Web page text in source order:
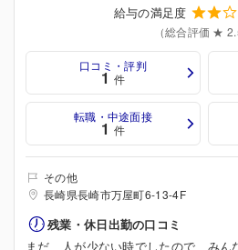
給与の満足度
（総合評価 ★
口コミ・評判
1 件
転職・中途面接
1 件
その他
長崎県長崎市万屋町6-13-4F
残業・休日出勤の口コミ
まだ、人が少ない時でしたので、み